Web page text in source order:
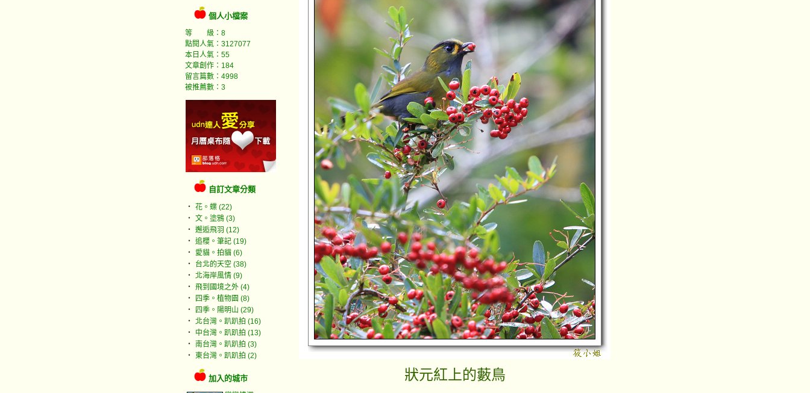
個人小檔案
等 級：8
點閱人氣：3127077
本日人氣：55
文章創作：184
留言篇數：4998
被推薦數： 3
自訂文章分類
‧ 花。蝶 (22)
‧ 文。塗鴉 (3)
‧ 邂逅飛羽 (12)
‧ 追櫻。筆記 (19)
‧
愛貓。拍貓 (6)
‧
台北的天空 (38)
‧ 北海岸風情 (9)
‧ 飛到國境之外 (4)
‧
四季。植物園 (8)
‧
四季。陽明山 (29)
‧ 北台灣。趴趴拍 (16)
‧
中台灣。趴趴拍 (13)
‧
南台灣。趴趴拍 (3)
‧ 東台灣。趴趴拍 (2)
加入的城市 狀元紅上的藪鳥